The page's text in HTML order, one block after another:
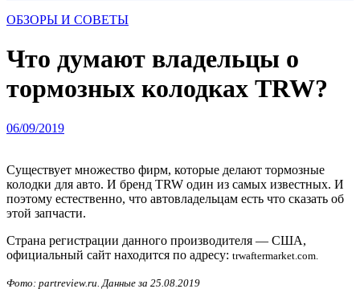
ОБЗОРЫ И СОВЕТЫ
Что думают владельцы о
тормозных колодках TRW?
06/09/2019
Существует множество фирм, которые делают тормозные
колодки для авто. И бренд TRW один из самых известных. И
поэтому естественно, что автовладельцам есть что сказать об
этой запчасти.
Страна регистрации данного производителя — США,
официальный сайт находится по адресу: trwaftermarket.com.
Фото: partreview.ru. Данные за 25.08.2019